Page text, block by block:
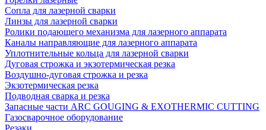
Сопла для лазерной сварки
Линзы для лазерной сварки
Ролики подающего механизма для лазерного аппарата
Каналы направляющие для лазерного аппарата
Уплотнительные кольца для лазерной сварки
Дуговая строжка и экзотермическая резка
Воздушно-дуговая строжка и резка
Экзотермическая резка
Подводная сварка и резка
Запасные части ARC GOUGING & EXOTHERMIC CUTTING
Газосварочное оборудование
Резаки